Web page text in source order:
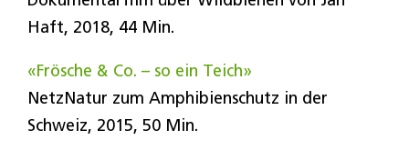
Haft, 2018, 44 Min.
«Frösche & Co. – so ein Teich»
NetzNatur zum Amphibienschutz in der
Schweiz, 2015, 50 Min.